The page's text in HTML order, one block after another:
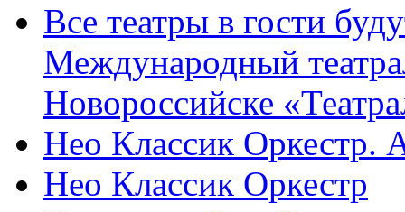
Все театры в гости
Международный
Новороссийске
Нео Классик Оркестр.
Нео Классик Оркестр